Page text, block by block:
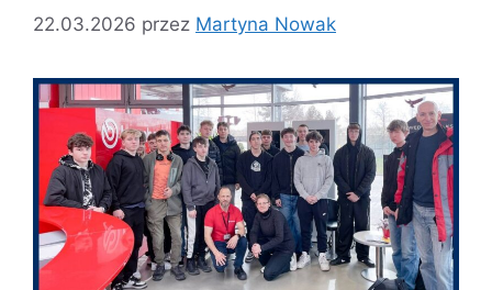
22.03.2026 przez Martyna Nowak